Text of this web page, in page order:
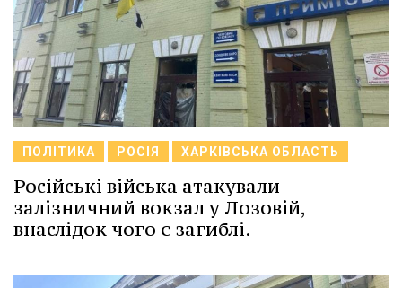
ПОЛІТИКА РОСІЯ ХАРКІВСЬКА ОБЛАСТЬ
Російські війська атакували
залізничний вокзал у Лозовій,
внаслідок чого є загиблі.